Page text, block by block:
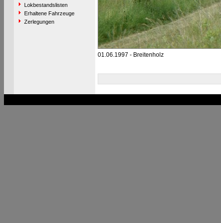
Lokbestandslisten
Erhaltene Fahrzeuge
Zerlegungen
01.06.1997 - Breitenholz